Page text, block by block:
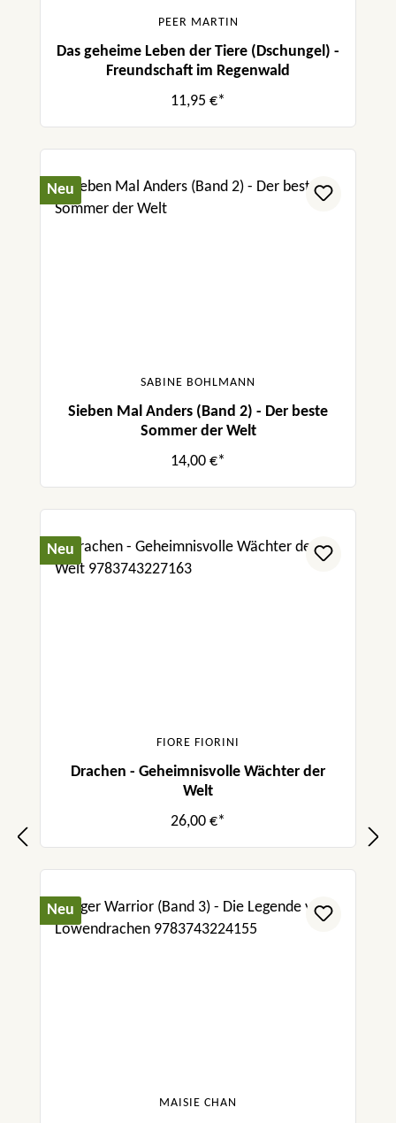
PEER MARTIN
Das geheime Leben der Tiere (Dschungel) -
Freundschaft im Regenwald
11,95 €*
Neu
SABINE BOHLMANN
Sieben Mal Anders (Band 2) - Der beste
Sommer der Welt
14,00 €*
Neu
FIORE FIORINI
Drachen - Geheimnisvolle Wächter der
Welt
26,00 €*
Neu
MAISIE CHAN